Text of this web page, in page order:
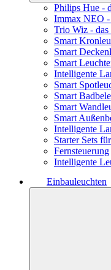
Philips Hue -
Immax NEO -
Trio Wiz -
Smart
Smart
Smart
Intelligente
Smart
Smart
Smart
Smart
Intelligente
Starter Sets
Fernsteuerung
Intelligente
Einbauleuchten